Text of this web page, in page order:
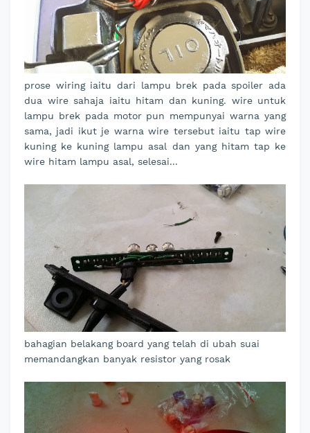
prose wiring iaitu dari lampu brek pada spoiler ada
dua wire sahaja iaitu hitam dan kuning. wire untuk
lampu brek pada motor pun mempunyai warna yang
sama, jadi ikut je warna wire tersebut iaitu tap wire
kuning ke kuning lampu asal dan yang hitam tap ke
wire hitam lampu asal, selesai...
bahagian belakang board yang telah di ubah suai
memandangkan banyak resistor yang rosak